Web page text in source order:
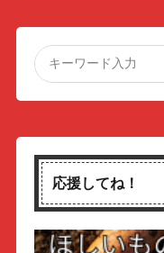
応援してね！